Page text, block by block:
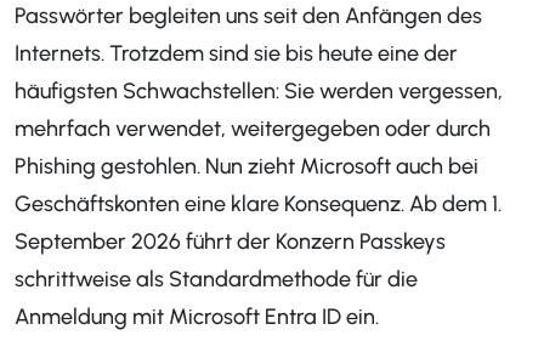
Passwörter begleiten uns seit den Anfängen des
Internets. Trotzdem sind sie bis heute eine der
häufigsten Schwachstellen: Sie werden vergessen,
mehrfach verwendet, weitergegeben oder durch
Phishing gestohlen. Nun zieht Microsoft auch bei
Geschäftskonten eine klare Konsequenz. Ab dem 1.
September 2026 führt der Konzern Passkeys
schrittweise als Standardmethode für die
Anmeldung mit Microsoft Entra ID ein.